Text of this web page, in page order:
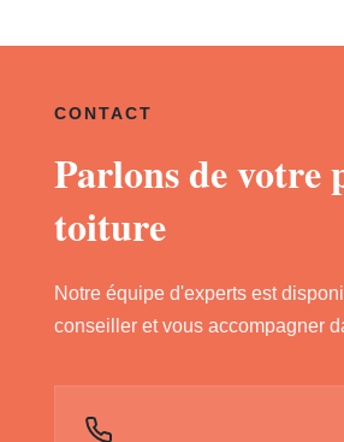
CONTACT
Parlons de votre
toiture
Notre équipe d'experts est
conseiller et vous accompagner